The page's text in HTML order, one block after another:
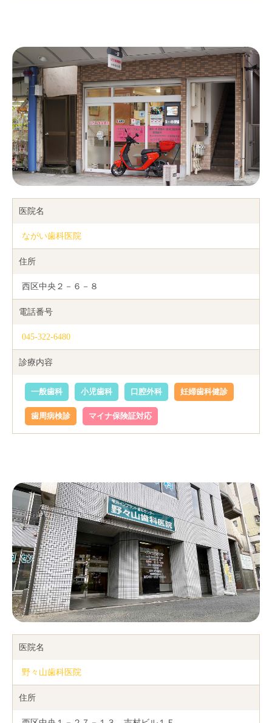
医院名
ながい歯科医院
住所
西区中央２－６－８
電話番号
045-322-6480
診療内容
一般歯科 小児歯科 口腔外科 妊婦歯科健診
歯周病検診 マイナ保険証対応
医院名
野々山歯科医院
住所